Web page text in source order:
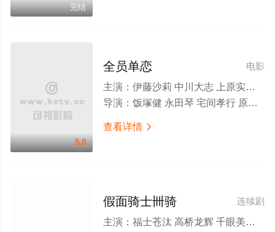
完结
5.0
电影
全员单恋
主演： 伊藤沙莉 中川大志 上原实矩 森绘梨佳 樱田通 广濑爱丽丝 斋藤工 知英 佐津川爱美 寺田拓哉 新川优爱 志尊淳 千眼美子 千叶雄大 桥本爱实 横滨流星 加藤雅也
导演： 饭塚健 永田琴 宅间孝行 原桂之介 藤井道人
查看详情 
连续剧
假面骑士卌骑
主演： 福士苍汰 高桥龙辉 千眼美子 坂田梨香子 富森贾斯汀 志保 土屋紫苑 虎南有香 田中卓志 鹤见辰吾 吉泽亮